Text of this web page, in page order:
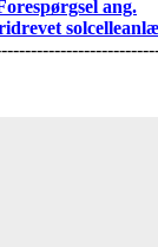
ang.